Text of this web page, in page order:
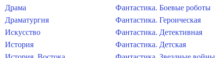
Драма
Драматургия
Искусство
История
Фантастика. Боевые роботы
Фантастика. Героическая
Фантастика. Детективная
Фантастика. Детская